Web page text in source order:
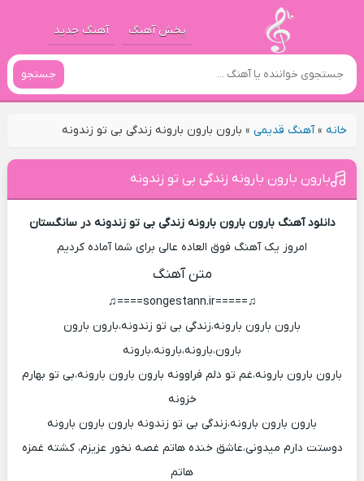
پخش آهنگ آهنگ جدید
جستجو
خانه»آهنگ قدیمی» بارون بارون بارونه زندگی بی تو زندونه
بارون بارون بارونه زندگی بی تو زندونه
دانلود آهنگ بارون بارون بارونه زندگی بی تو زندونه در سانگستان
امروز یک آهنگ فوق العاده عالی برای شما آماده کردیم
متن آهنگ
♫=====songestann.ir====♫
بارون بارون بارونه،زندگی بی تو زندونه،بارون بارون
بارون،بارونه،بارونه،بارونه
بارون بارون بارونه،غم تو دلم فراوونه بارون بارون بارونه،بی تو بهارم
خزونه
بارون بارون بارونه،زندگی بی تو زندونه بارون بارون بارونه
دوستت دارم میدونی،عاشق خنده هاتم غصه نخور عزیزم، کشته غمزه
هاتم